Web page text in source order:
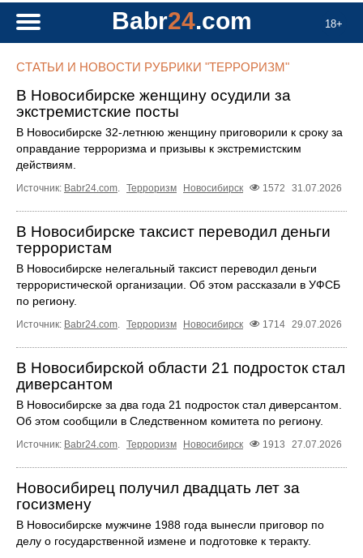
18+
Babr24.com
СТАТЬИ И НОВОСТИ РУБРИКИ "ТЕРРОРИЗМ"
В Новосибирске женщину осудили за
экстремистские посты
В Новосибирске 32-летнюю женщину приговорили к сроку за
оправдание терроризма и призывы к экстремистским
действиям.
Источник: Babr24.com. Терроризм Новосибирск 1572 31.07.2026
В Новосибирске таксист переводил деньги
террористам
В Новосибирске нелегальный таксист переводил деньги
террористической организации. Об этом рассказали в УФСБ
по региону.
Источник: Babr24.com. Терроризм Новосибирск 1714 29.07.2026
В Новосибирской области 21 подросток стал
диверсантом
В Новосибирске за два года 21 подросток стал диверсантом.
Об этом сообщили в Следственном комитета по региону.
Источник: Babr24.com. Терроризм Новосибирск 1913 27.07.2026
Новосибирец получил двадцать лет за
госизмену
В Новосибирске мужчине 1988 года вынесли приговор по
делу о государственной измене и подготовке к теракту.